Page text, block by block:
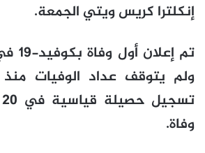
إنكلترا كريس ويتي الجمعة.
ولم يتوقف عداد الوفيات
وفاة.